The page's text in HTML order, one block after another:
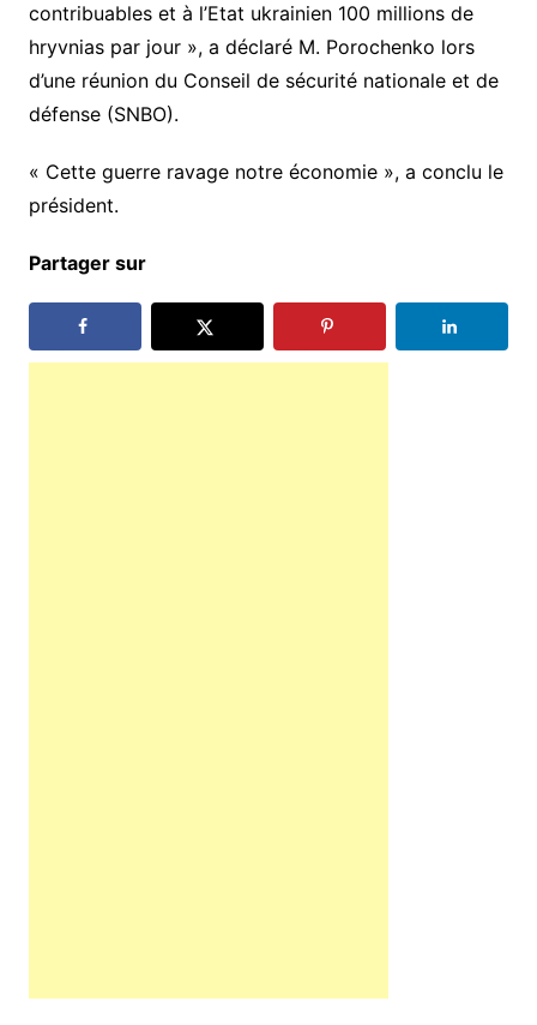
contribuables et à l’Etat ukrainien 100 millions de
hryvnias par jour », a déclaré M. Porochenko lors
d’une réunion du Conseil de sécurité nationale et de
défense (SNBO).
« Cette guerre ravage notre économie », a conclu le
président.
Partager sur